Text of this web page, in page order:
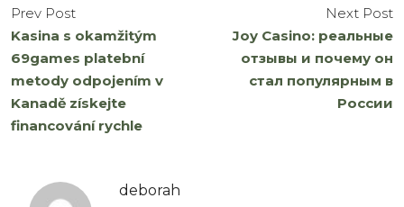
Prev Post
Kasina s okamžitým
69games platební
metody odpojením v
Kanadě získejte
financování rychle
Next Post
Joy Casino: реальные
отзывы и почему он
стал популярным в
России
deborah